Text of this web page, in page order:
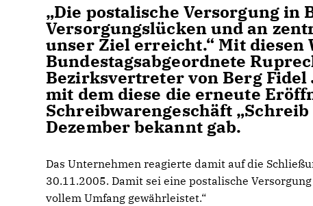
Die postalische Versorgung in
Versorgungslücken und an
unser Ziel erreicht.“ Mit
Bundestagsabgeordnete
Bezirksvertreter von Berg Fidel
mit dem diese die erneute
Schreibwarengeschäft
Dezember bekannt gab.
Das Unternehmen reagierte damit auf die
30.11.2005. Damit sei eine postalische
vollem Umfang gewährleistet.“